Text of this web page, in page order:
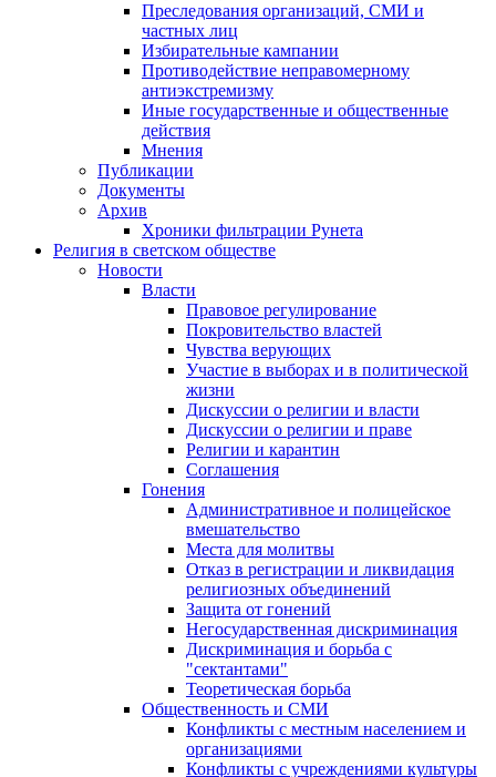
Преследования организаций, СМИ и
частных лиц
Избирательные кампании
Противодействие неправомерному
антиэкстремизму
Иные государственные и общественные
действия
Мнения
Публикации
Документы
Архив
Хроники фильтрации Рунета
Религия в светском обществе
Новости
Власти
Правовое регулирование
Покровительство властей
Чувства верующих
Участие в выборах и в политической
жизни
Дискуссии о религии и власти
Дискуссии о религии и праве
Религии и карантин
Соглашения
Гонения
Административное и полицейское
вмешательство
Места для молитвы
Отказ в регистрации и ликвидация
религиозных объединений
Защита от гонений
Негосударственная дискриминация
Дискриминация и борьба с
"сектантами"
Теоретическая борьба
Общественность и СМИ
Конфликты с местным населением и
организациями
Конфликты с учреждениями культуры